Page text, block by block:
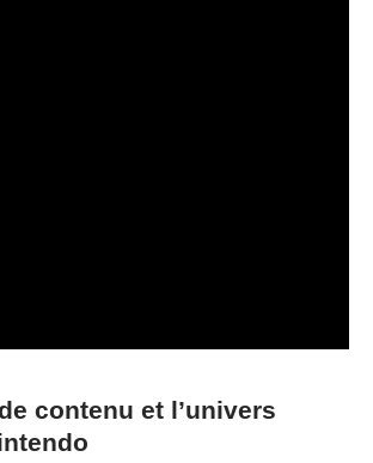
contenu et l’univers